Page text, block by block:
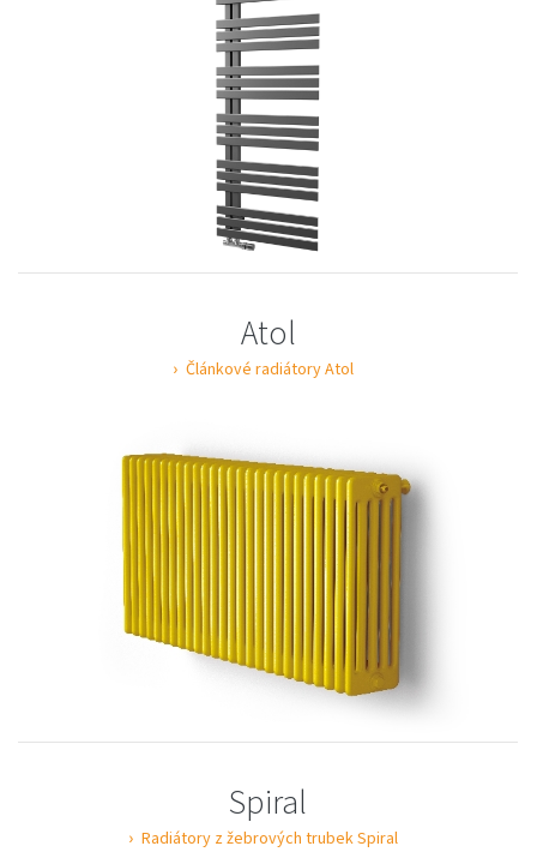
Atol
Článkové radiátory Atol
Spiral
Radiátory z žebrových trubek Spiral